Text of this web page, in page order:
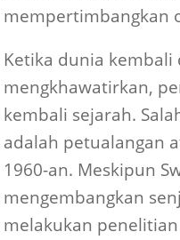
mempertimbangkan
Ketika dunia kembali
mengkhawatirkan,
kembali sejarah.
adalah petualangan
1960-an. Meskipun
mengembangkan
melakukan